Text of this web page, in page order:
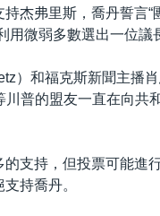
杰弗里斯，喬丹誓言“
用微弱多數選出一位議
）和福克斯新聞主播
川普的盟友一直在向共
支持，但投票可能進
持喬丹。